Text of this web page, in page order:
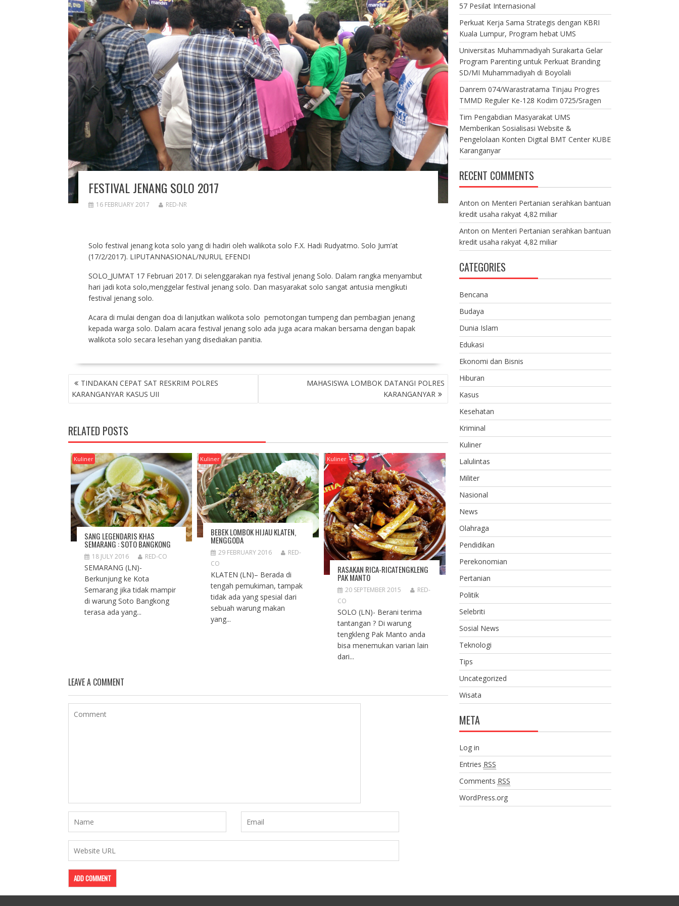
FESTIVAL JENANG SOLO 2017
16 FEBRUARY 2017 RED-NR
Solo festival jenang kota solo yang di hadiri oleh walikota solo F.X. Hadi Rudyatmo. Solo Jum’at
(17/2/2017). LIPUTANNASIONAL/NURUL EFENDI
SOLO_JUM’AT 17 Februari 2017. Di selenggarakan nya festival jenang Solo. Dalam rangka menyambut
hari jadi kota solo,menggelar festival jenang solo. Dan masyarakat solo sangat antusia mengikuti
festival jenang solo.
Acara di mulai dengan doa di lanjutkan walikota solo pemotongan tumpeng dan pembagian jenang
kepada warga solo. Dalam acara festival jenang solo ada juga acara makan bersama dengan bapak
walikota solo secara lesehan yang disediakan panitia.
P
O
S
N
A
V
G
A
T
O
N
TINDAKAN CEPAT SAT RESKRIM POLRES
KARANGANYAR KASUS UII
MAHASISWA LOMBOK DATANGI POLRES
KARANGANYAR
RELATED POSTS
Kuliner
SANG LEGENDARIS KHAS
SEMARANG : SOTO BANGKONG
18 JULY 2016 RED-CO
SEMARANG (LN)-
Berkunjung ke Kota
Semarang jika tidak mampir
di warung Soto Bangkong
terasa ada yang...
Kuliner
BEBEK LOMBOK HIJAU KLATEN,
MENGGODA
29 FEBRUARY 2016
RED-
CO
KLATEN (LN)– Berada di
tengah pemukiman, tampak
tidak ada yang spesial dari
sebuah warung makan
yang...
Kuliner
RASAKAN RICA-RICATENGKLENG
PAK MANTO
20 SEPTEMBER 2015
RED-
CO
SOLO (LN)- Berani terima
tantangan ? Di warung
tengkleng Pak Manto anda
bisa menemukan varian lain
dari...
LEAVE A COMMENT
57 Pesilat Internasional
Perkuat Kerja Sama Strategis dengan KBRI
Kuala Lumpur, Program hebat UMS
Universitas Muhammadiyah Surakarta Gelar
Program Parenting untuk Perkuat Branding
SD/MI Muhammadiyah di Boyolali
Danrem 074/Warastratama Tinjau Progres
TMMD Reguler Ke-128 Kodim 0725/Sragen
Tim Pengabdian Masyarakat UMS
Memberikan Sosialisasi Website &
Pengelolaan Konten Digital BMT Center KUBE
Karanganyar
RECENT COMMENTS
Anton on Menteri Pertanian serahkan bantuan
kredit usaha rakyat 4,82 miliar
Anton on Menteri Pertanian serahkan bantuan
kredit usaha rakyat 4,82 miliar
CATEGORIES
Bencana
Budaya
Dunia Islam
Edukasi
Ekonomi dan Bisnis
Hiburan
Kasus
Kesehatan
Kriminal
Kuliner
Lalulintas
Militer
Nasional
News
Olahraga
Pendidikan
Perekonomian
Pertanian
Politik
Selebriti
Sosial News
Teknologi
Tips
Uncategorized
Wisata
META
Log in
Entries RSS
Comments RSS
WordPress.org